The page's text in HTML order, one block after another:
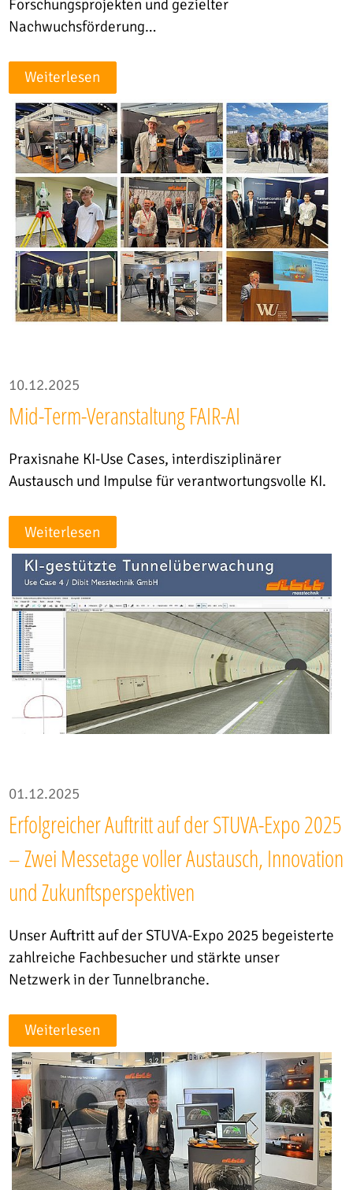
Forschungsprojekten und gezielter
Nachwuchsförderung…
Weiterlesen
10.12.2025
Mid-Term-Veranstaltung FAIR-AI
Praxisnahe KI-Use Cases, interdisziplinärer
Austausch und Impulse für verantwortungsvolle KI.
Weiterlesen
01.12.2025
Erfolgreicher Auftritt auf der STUVA-Expo 2025
– Zwei Messetage voller Austausch, Innovation
und Zukunftsperspektiven
Unser Auftritt auf der STUVA-Expo 2025 begeisterte
zahlreiche Fachbesucher und stärkte unser
Netzwerk in der Tunnelbranche.
Weiterlesen